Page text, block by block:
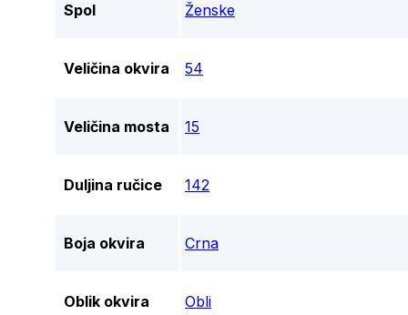
Spol Ženske
Veličina okvira 54
Veličina mosta 15
Duljina ručice 142
Boja okvira Crna
Oblik okvira Obli